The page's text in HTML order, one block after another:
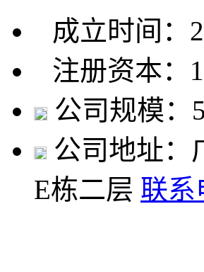
成立时间：
注册资本：
公司规模：
公司地址：
E栋二层 联系